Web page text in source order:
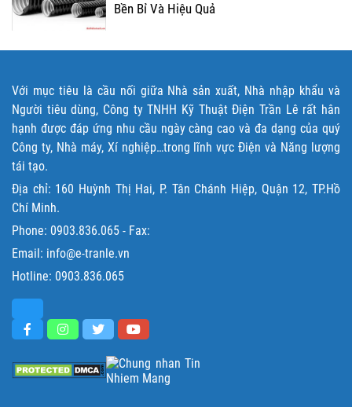
Bền Bỉ Và Hiệu Quả
Với mục tiêu là cầu nối giữa Nhà sản xuất, Nhà nhập khẩu và
Người tiêu dùng, Công ty TNHH Kỹ Thuật Điện Trần Lê rất hân
hạnh được đáp ứng nhu cầu ngày càng cao và đa dạng của quý
Công ty, Nhà máy, Xí nghiệp…trong lĩnh vực Điện và Năng lượng
tái tạo.
Địa chỉ: 160 Huỳnh Thị Hai, P. Tân Chánh Hiệp, Quận 12, TP.Hồ
Chí Minh.
Phone: 0903.836.065 - Fax:
Email: info@e-tranle.vn
Hotline: 0903.836.065